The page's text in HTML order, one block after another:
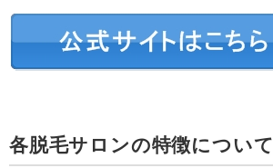
各脱毛サロンの特徴について